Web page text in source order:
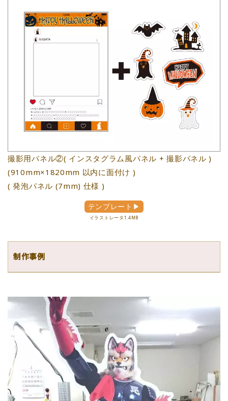
撮影用パネル②( インスタグラム風パネル + 撮影パネル )
(910mm×1820mm 以内に面付け )
( 発泡パネル (7mm) 仕様 )
テンプレート▶
イラストレータ1.4MB
制作事例